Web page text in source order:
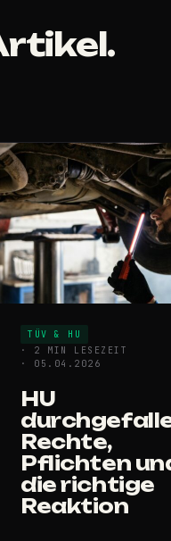
TÜV & HU
· 2 MIN LESEZEIT
· 05.04.2026
HU
Rechte,
Pflichten
die richtige
Reaktion